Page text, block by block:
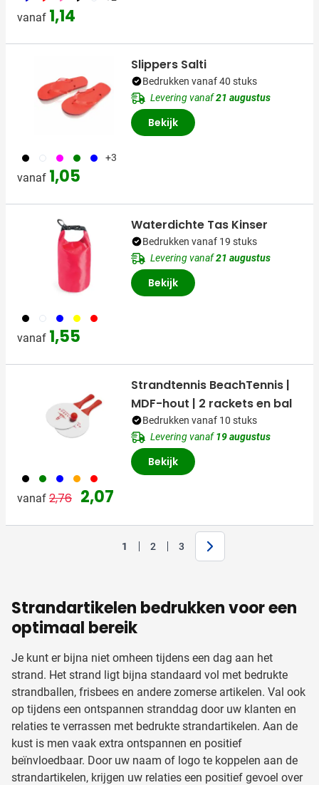
vanaf 1,14
001 002 046 004 005 +3
vanaf 1,05
Slippers Salti
Bedrukken vanaf 40 stuks
Levering vanaf21 augustus
Bekijk
001 002 005 006 008
vanaf 1,55
Waterdichte Tas Kinser
Bedrukken vanaf 19 stuks
Levering vanaf21 augustus
Bekijk
001 004 005 007 008
vanaf Normale prijs
2,76 Speciale prijs
2,07
Strandtennis BeachTennis |
MDF-hout | 2 rackets en bal
Bedrukken vanaf 10 stuks
Levering vanaf19 augustus
Bekijk
U lees momenteel pagina
1 Pagina
2 Pagina
3 Volgende
Strandartikelen bedrukken voor een
optimaal bereik
Je kunt er bijna niet omheen tijdens een dag aan het
strand. Het strand ligt bijna standaard vol met bedrukte
strandballen, frisbees en andere zomerse artikelen. Val ook
op tijdens een ontspannen stranddag door uw klanten en
relaties te verrassen met bedrukte strandartikelen. Aan de
kust is men vaak extra ontspannen en positief
beïnvloedbaar. Door uw naam of logo te koppelen aan de
strandartikelen, krijgen uw relaties een positief gevoel over